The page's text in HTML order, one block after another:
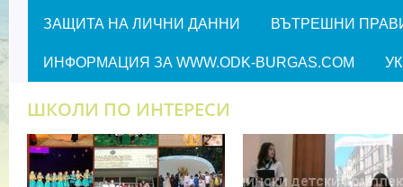
ЗАЩИТА НА ЛИЧНИ ДАННИ ВЪТРЕШНИ
ИНФОРМАЦИЯ ЗА WWW.ODK-BURGAS.COM
ШКОЛИ ПО ИНТЕРЕСИ